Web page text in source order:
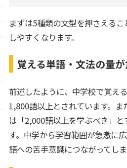
まずは5種類の文型を押さえる
しやすくなります。
覚える単語・文法の量
前述したように、中学校で覚え
1,800語以上とされています。ま
は「2,000語以上を学ぶべき」
す。中学から学習範囲が急激に
語への苦手意識につながってしま